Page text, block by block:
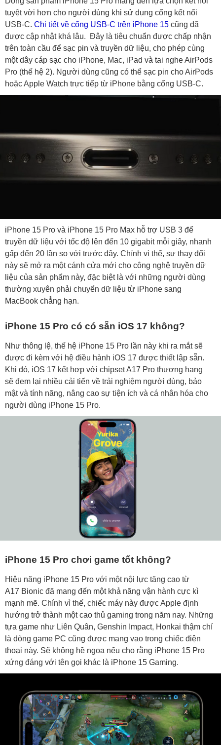
tuyệt vời hơn cho người dùng khi sử dụng cổng kết nối
USB‑C. Chi tiết về cổng USB-C trên iPhone 15 cũng đã
được cập nhật khá lâu. Đây là tiêu chuẩn được chấp nhận
trên toàn cầu để sạc pin và truyền dữ liệu, cho phép cùng
một dây cáp sạc cho iPhone, Mac, iPad và tai nghe AirPods
Pro (thế hệ 2). Người dùng cũng có thể sạc pin cho AirPods
hoặc Apple Watch trực tiếp từ iPhone bằng cổng USB‑C.
iPhone 15 Pro và iPhone 15 Pro Max hỗ trợ USB 3 để
truyền dữ liệu với tốc độ lên đến 10 gigabit mỗi giây, nhanh
gấp đến 20 lần so với trước đây. Chính vì thế, sự thay đổi
này sẽ mở ra một cánh cửa mới cho công nghệ truyền dữ
liệu của sản phẩm này, đặc biệt là với những người dùng
thường xuyên phải chuyển dữ liệu từ iPhone sang
MacBook chẳng hạn.
iPhone 15 Pro có có sẵn iOS 17 không?
Như thông lệ, thế hệ iPhone 15 Pro lần này khi ra mắt sẽ
được đi kèm với hệ điều hành iOS 17 được thiết lập sẵn.
Khi đó, iOS 17 kết hợp với chipset A17 Pro thượng hạng
sẽ đem lại nhiều cải tiến về trải nghiệm người dùng, bảo
mật và tính năng, nâng cao sự tiện ích và cá nhân hóa cho
người dùng iPhone 15 Pro.
iPhone 15 Pro chơi game tốt không?
Hiệu năng iPhone 15 Pro với một nội lực tăng cao từ
A17 Bionic đã mang đến một khả năng vận hành cực kì
mạnh mẽ. Chính vì thế, chiếc máy này được Apple định
hướng trở thành một cao thủ gaming trong năm nay. Những
tựa game như Liên Quân, Genshin Impact, Honkai thậm chí
là dòng game PC cũng được mang vao trong chiếc điện
thoại này. Sẽ không hề ngoa nếu cho rằng iPhone 15 Pro
xứng đáng với tên gọi khác là iPhone 15 Gaming.